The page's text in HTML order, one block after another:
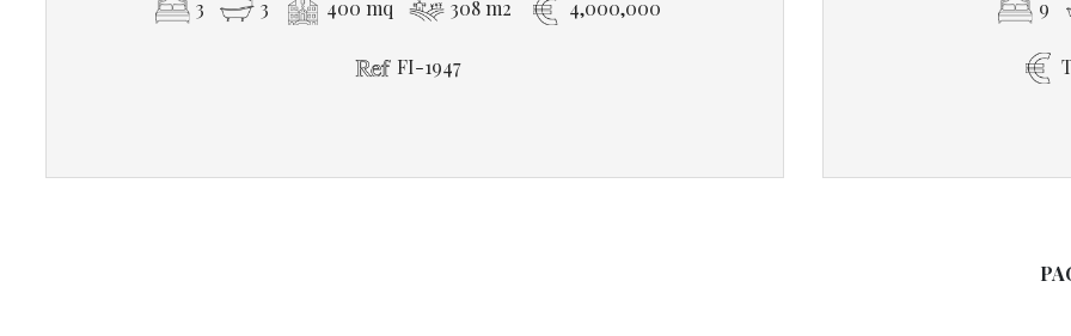
3 3 400 mq 308 m2 4,000,000
FI-1947
9